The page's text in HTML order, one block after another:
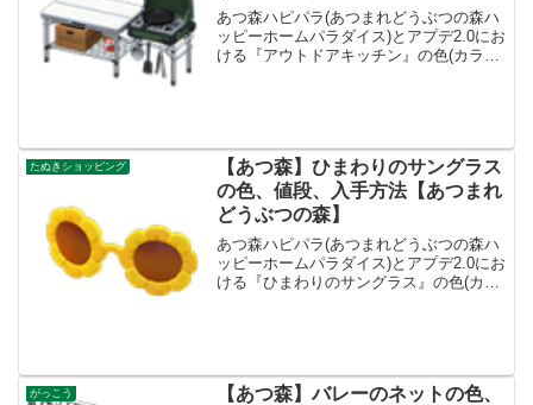
あつ森ハピパラ(あつまれどうぶつの森ハ
ッピーホームパラダイス)とアプデ2.0にお
ける『アウトドアキッチン』の色(カラバ
たぬきショッピング
【あつ森】ひまわりのサングラス
の色、値段、入手方法【あつまれ
どうぶつの森】
あつ森ハピパラ(あつまれどうぶつの森ハ
ッピーホームパラダイス)とアプデ2.0にお
ける『ひまわりのサングラス』の色(カラ
がっこう
【あつ森】バレーのネットの色、